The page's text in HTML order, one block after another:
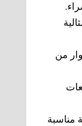
من
مناسبة